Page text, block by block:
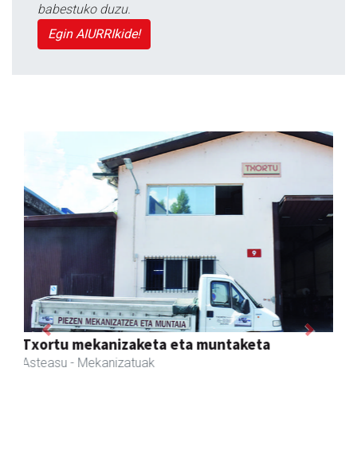
babestuko duzu.
Egin AIURRIkide!
Previous Next